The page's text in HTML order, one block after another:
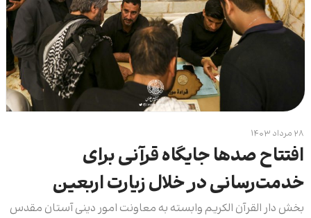
۲۸ مرداد ۱۴۰۳
افتتاح صدها جایگاه قرآنی برای
خدمت‌رسانی در خلال زیارت اربعین
بخش دار القرآن الکریم وابسته به معاونت امور دینی آستان مقدس